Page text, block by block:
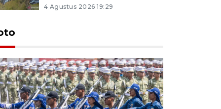
4 Agustus 2026 19:29